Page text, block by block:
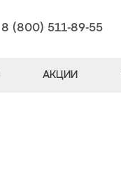
8 (800) 511-89-55
АКЦИИ